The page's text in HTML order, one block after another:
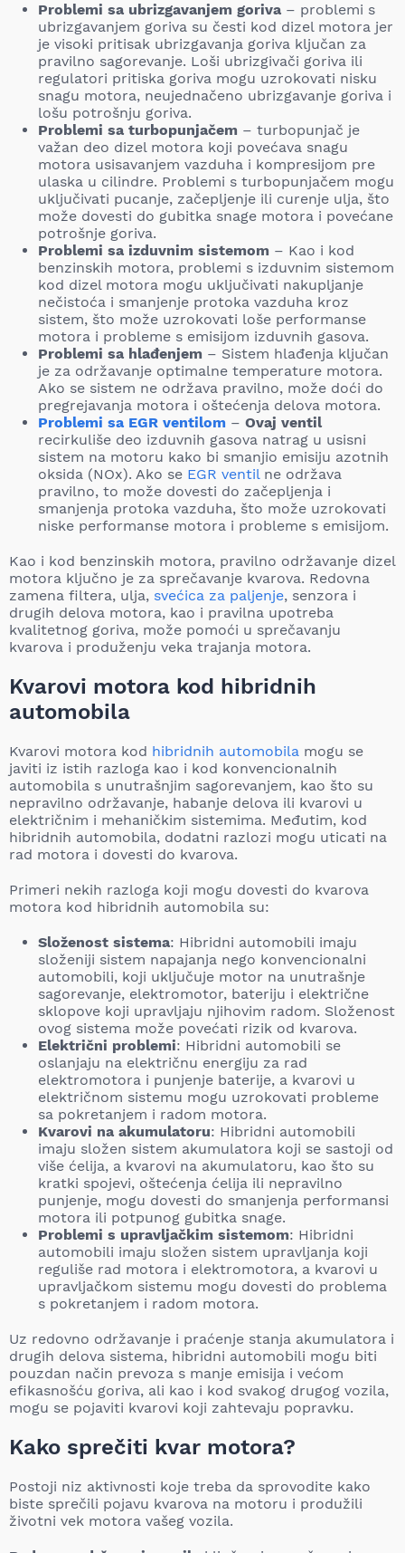
Problemi sa ubrizgavanjem goriva – problemi s
ubrizgavanjem goriva su česti kod dizel motora jer
je visoki pritisak ubrizgavanja goriva ključan za
pravilno sagorevanje. Loši ubrizgivači goriva ili
regulatori pritiska goriva mogu uzrokovati nisku
snagu motora, neujednačeno ubrizgavanje goriva i
lošu potrošnju goriva.
Problemi sa turbopunjačem – turbopunjač je
važan deo dizel motora koji povećava snagu
motora usisavanjem vazduha i kompresijom pre
ulaska u cilindre. Problemi s turbopunjačem mogu
uključivati pucanje, začepljenje ili curenje ulja, što
može dovesti do gubitka snage motora i povećane
potrošnje goriva.
Problemi sa izduvnim sistemom – Kao i kod
benzinskih motora, problemi s izduvnim sistemom
kod dizel motora mogu uključivati nakupljanje
nečistoća i smanjenje protoka vazduha kroz
sistem, što može uzrokovati loše performanse
motora i probleme s emisijom izduvnih gasova.
Problemi sa hlađenjem – Sistem hlađenja ključan
je za održavanje optimalne temperature motora.
Ako se sistem ne održava pravilno, može doći do
pregrejavanja motora i oštećenja delova motora.
Problemi sa EGR ventilom – Ovaj ventil
recirkuliše deo izduvnih gasova natrag u usisni
sistem na motoru kako bi smanjio emisiju azotnih
oksida (NOx). Ako se EGR ventilne održava
pravilno, to može dovesti do začepljenja i
smanjenja protoka vazduha, što može uzrokovati
niske performanse motora i probleme s emisijom.
Kao i kod benzinskih motora, pravilno održavanje dizel
motora ključno je za sprečavanje kvarova. Redovna
zamena filtera, ulja, svećica za paljenje, senzora i
drugih delova motora, kao i pravilna upotreba
kvalitetnog goriva, može pomoći u sprečavanju
kvarova i produženju veka trajanja motora.
Kvarovi motora kod hibridnih
automobila
Kvarovi motora kod hibridnih automobila mogu se
javiti iz istih razloga kao i kod konvencionalnih
automobila s unutrašnjim sagorevanjem, kao što su
nepravilno održavanje, habanje delova ili kvarovi u
električnim i mehaničkim sistemima. Međutim, kod
hibridnih automobila, dodatni razlozi mogu uticati na
rad motora i dovesti do kvarova.
Primeri nekih razloga koji mogu dovesti do kvarova
motora kod hibridnih automobila su:
Složenost sistema: Hibridni automobili imaju
složeniji sistem napajanja nego konvencionalni
automobili, koji uključuje motor na unutrašnje
sagorevanje, elektromotor, bateriju i električne
sklopove koji upravljaju njihovim radom. Složenost
ovog sistema može povećati rizik od kvarova.
Električni problemi: Hibridni automobili se
oslanjaju na električnu energiju za rad
elektromotora i punjenje baterije, a kvarovi u
električnom sistemu mogu uzrokovati probleme
sa pokretanjem i radom motora.
Kvarovi na akumulatoru: Hibridni automobili
imaju složen sistem akumulatora koji se sastoji od
više ćelija, a kvarovi na akumulatoru, kao što su
kratki spojevi, oštećenja ćelija ili nepravilno
punjenje, mogu dovesti do smanjenja performansi
motora ili potpunog gubitka snage.
Problemi s upravljačkim sistemom: Hibridni
automobili imaju složen sistem upravljanja koji
reguliše rad motora i elektromotora, a kvarovi u
upravljačkom sistemu mogu dovesti do problema
s pokretanjem i radom motora.
Uz redovno održavanje i praćenje stanja akumulatora i
drugih delova sistema, hibridni automobili mogu biti
pouzdan način prevoza s manje emisija i većom
efikasnošću goriva, ali kao i kod svakog drugog vozila,
mogu se pojaviti kvarovi koji zahtevaju popravku.
Kako sprečiti kvar motora?
Postoji niz aktivnosti koje treba da sprovodite kako
biste sprečili pojavu kvarova na motoru i produžili
životni vek motora vašeg vozila.